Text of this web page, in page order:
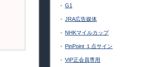
G1
JRA広告媒体
NHKマイルカップ
PinPoint １点サイン
VIP正会員専用